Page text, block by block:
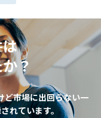
？
ど市場に出回らない一
れています。